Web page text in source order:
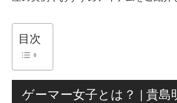
目次
ゲーマー女子とは？ | 貴島